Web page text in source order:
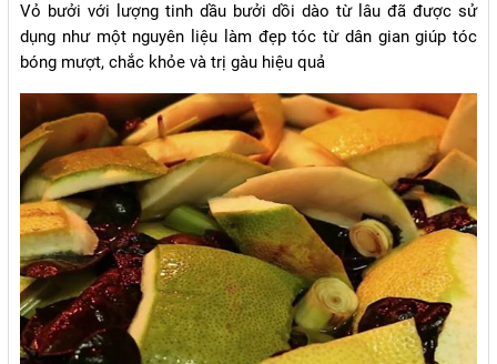
Vỏ bưởi với lượng tinh dầu bưởi dồi dào từ lâu đã được sử
dụng như một nguyên liệu làm đẹp tóc từ dân gian giúp tóc
bóng mượt, chắc khỏe và trị gàu hiệu quả